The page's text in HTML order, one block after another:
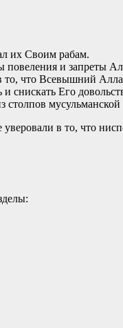
их Своим рабам.
повеления и запреты
что Всевышний
снискать Его
столпов
в то, что